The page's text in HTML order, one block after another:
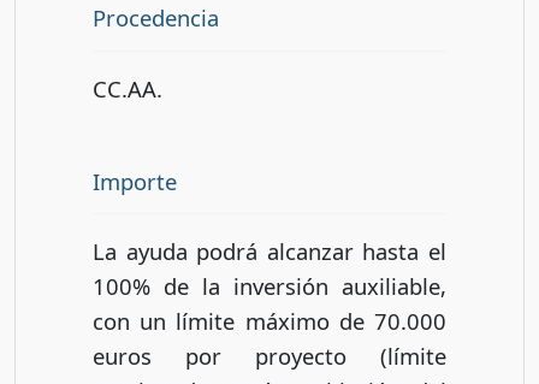
Procedencia
CC.AA.
Importe
La ayuda podrá alcanzar hasta el
100% de la inversión auxiliable,
con un límite máximo de 70.000
euros por proyecto (límite